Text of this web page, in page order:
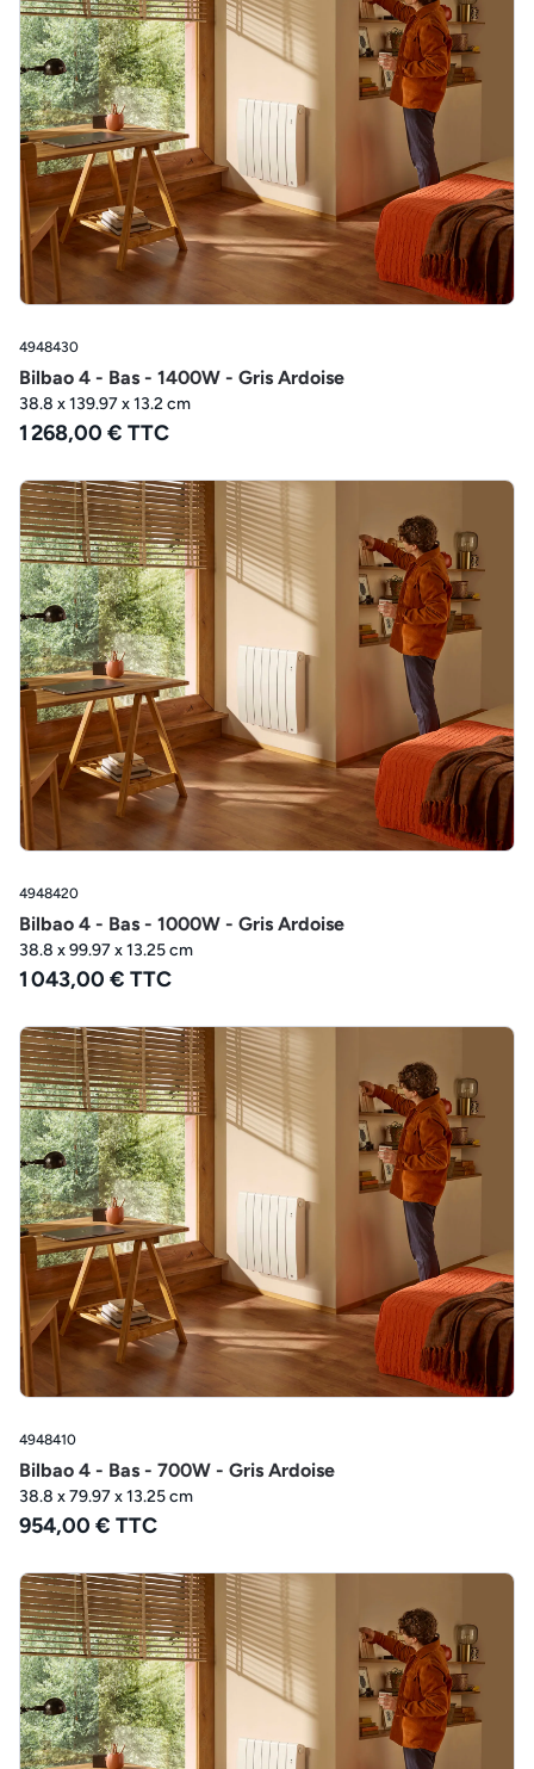
4948430
Bilbao 4 - Bas - 1400W - Gris Ardoise
38.8 x 139.97 x 13.2 cm
1 268,00 € TTC
4948420
Bilbao 4 - Bas - 1000W - Gris Ardoise
38.8 x 99.97 x 13.25 cm
1 043,00 € TTC
4948410
Bilbao 4 - Bas - 700W - Gris Ardoise
38.8 x 79.97 x 13.25 cm
954,00 € TTC